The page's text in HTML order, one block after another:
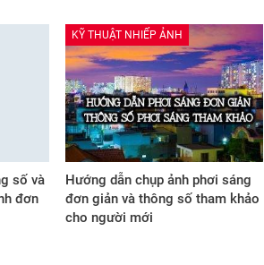
số và
đơn
KỸ THUẬT NHIẾP ẢNH
Hướng dẫn chụp ảnh phơi sáng
đơn giản và thông số tham khảo
cho người mới